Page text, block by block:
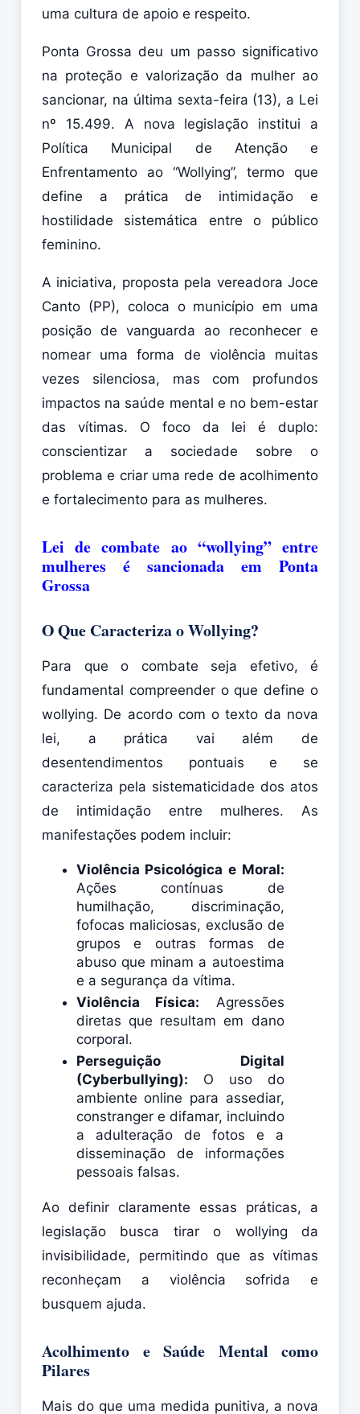
uma cultura de apoio e respeito.
Ponta Grossa deu um passo significativo
na proteção e valorização da mulher ao
sancionar, na última sexta-feira (13), a Lei
nº 15.499. A nova legislação institui a
Política Municipal de Atenção e
Enfrentamento ao “Wollying”, termo que
define a prática de intimidação e
hostilidade sistemática entre o público
feminino.
A iniciativa, proposta pela vereadora Joce
Canto (PP), coloca o município em uma
posição de vanguarda ao reconhecer e
nomear uma forma de violência muitas
vezes silenciosa, mas com profundos
impactos na saúde mental e no bem-estar
das vítimas. O foco da lei é duplo:
conscientizar a sociedade sobre o
problema e criar uma rede de acolhimento
e fortalecimento para as mulheres.
Lei de combate ao “wollying” entre
mulheres é sancionada em Ponta
Grossa
O Que Caracteriza o Wollying?
Para que o combate seja efetivo, é
fundamental compreender o que define o
wollying. De acordo com o texto da nova
lei, a prática vai além de
desentendimentos pontuais e se
caracteriza pela sistematicidade dos atos
de intimidação entre mulheres. As
manifestações podem incluir:
Violência Psicológica e Moral:
Ações contínuas de
humilhação, discriminação,
fofocas maliciosas, exclusão de
grupos e outras formas de
abuso que minam a autoestima
e a segurança da vítima.
Violência Física: Agressões
diretas que resultam em dano
corporal.
Perseguição Digital
(Cyberbullying): O uso do
ambiente online para assediar,
constranger e difamar, incluindo
a adulteração de fotos e a
disseminação de informações
pessoais falsas.
Ao definir claramente essas práticas, a
legislação busca tirar o wollying da
invisibilidade, permitindo que as vítimas
reconheçam a violência sofrida e
busquem ajuda.
Acolhimento e Saúde Mental como
Pilares
Mais do que uma medida punitiva, a nova